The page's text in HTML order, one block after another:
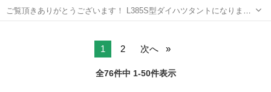
ご覧頂きありがとうございます！ L385S型ダイハツタントになりま
す！ 平成25年式 色ブルーB67 距離148500キロ KFエンジンNA CVTの
1 2 次へ
全76件中 1-50件表示